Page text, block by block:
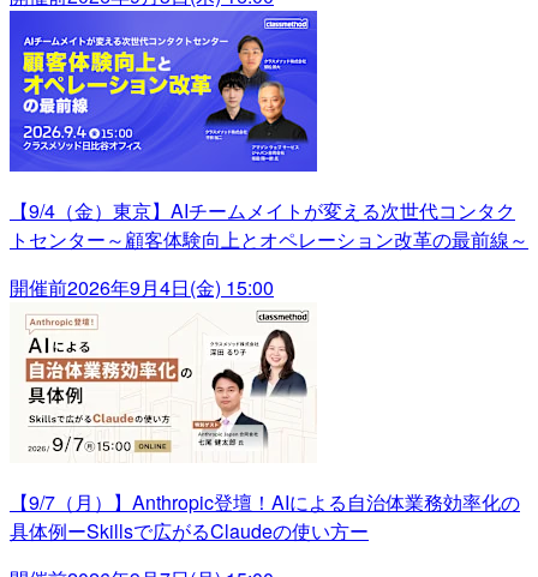
【9/4（金）東京】AIチームメイトが変える次世代コンタク
トセンター～顧客体験向上とオペレーション改革の最前線～
開催前2026年9月4日(金) 15:00
【9/7（月）】Anthropic登壇！AIによる自治体業務効率化の
具体例ーSkillsで広がるClaudeの使い方ー